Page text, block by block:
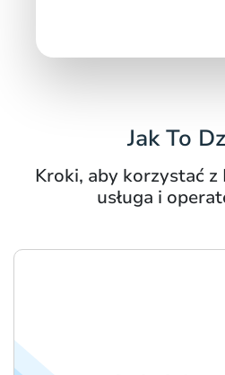
Jak To
Kroki, aby korzystać
usługa i